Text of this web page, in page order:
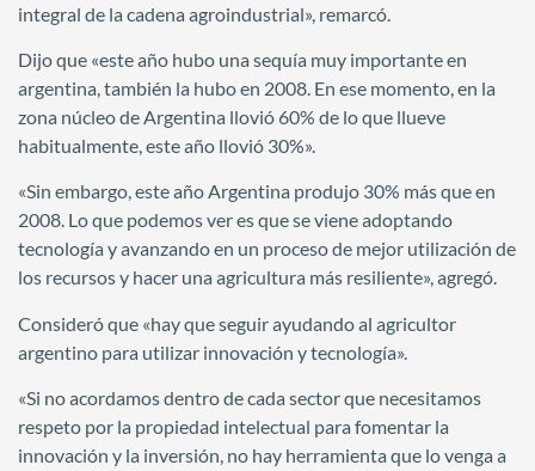
integral de la cadena agroindustrial», remarcó.
Dijo que «este año hubo una sequía muy importante en
argentina, también la hubo en 2008. En ese momento, en la
zona núcleo de Argentina llovió 60% de lo que llueve
habitualmente, este año llovió 30%».
«Sin embargo, este año Argentina produjo 30% más que en
2008. Lo que podemos ver es que se viene adoptando
tecnología y avanzando en un proceso de mejor utilización de
los recursos y hacer una agricultura más resiliente», agregó.
Consideró que «hay que seguir ayudando al agricultor
argentino para utilizar innovación y tecnología».
«Si no acordamos dentro de cada sector que necesitamos
respeto por la propiedad intelectual para fomentar la
innovación y la inversión, no hay herramienta que lo venga a